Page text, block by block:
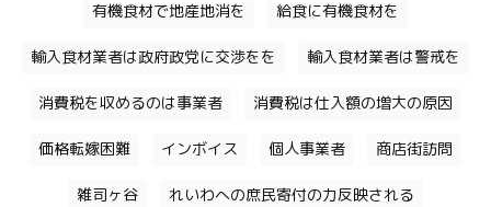
有機食材で地産地消を 給食に有機食材を
輸入食材業者は政府政党に交渉をを 輸入食材業者は警戒を
消費税を収めるのは事業者 消費税は仕入額の増大の原因
価格転嫁困難 インボイス 個人事業者 商店街訪問
雑司ヶ谷 れいわへの庶民寄付の力反映される